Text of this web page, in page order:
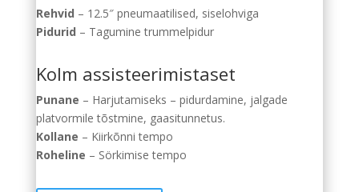
Rehvid – 12.5″ pneumaatilised, siselohviga
Pidurid – Tagumine trummelpidur
Kolm assisteerimistaset
Punane – Harjutamiseks – pidurdamine, jalgade
platvormile tõstmine, gaasitunnetus.
Kollane – Kiirkõnni tempo
Roheline – Sörkimise tempo